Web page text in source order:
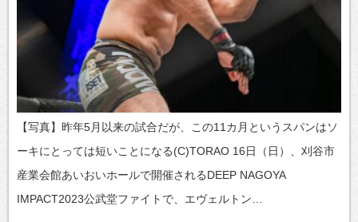
【写真】昨年5月以来の試合だが、この11カ月というスパンはソ
ーキにとっては短いことになる(C)TORAO 16日（日）、刈谷市
産業会館あいおいホールで開催されるDEEP NAGOYA
IMPACT2023公武堂ファイトで、エヴェルトン…